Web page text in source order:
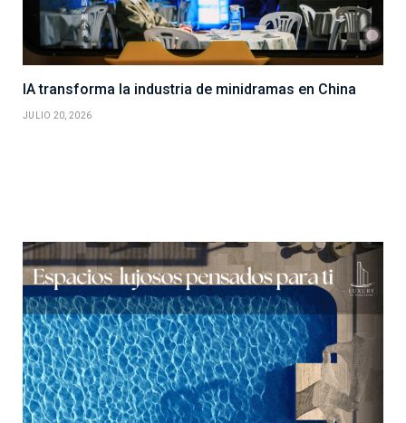
IA transforma la industria de minidramas en China
JULIO 20, 2026